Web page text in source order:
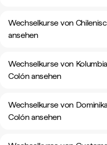
Wechselkurse von
ansehen
Wechselkurse von
Colón ansehen
Wechselkurse von
Colón ansehen